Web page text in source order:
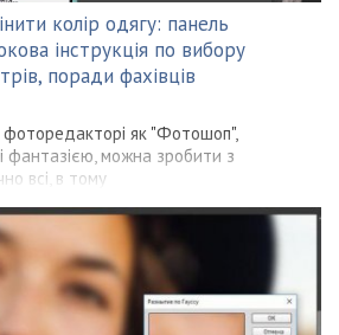
колір одягу: панель
інструкція по вибору
поради фахівців
як "Фотошоп",
фантазією, можна зробити з
всі, в тому